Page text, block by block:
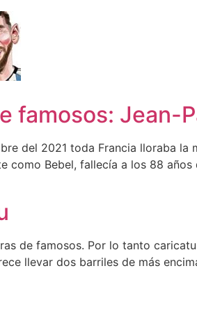
famosos: Jean-
del 2021 toda Francia lloraba
como Bebel, fallecía a los 88
de famosos. Por lo tanto
llevar dos barriles de más